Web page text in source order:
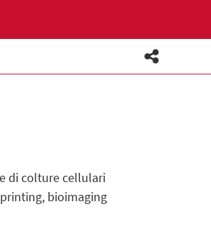
di colture cellulari
bioimaging